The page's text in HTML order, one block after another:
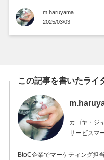
m.haruyama
2025/03/03
この記事を書いたライ
カゴヤ・ジ
サービスマ
BtoC企業でマーケティング担